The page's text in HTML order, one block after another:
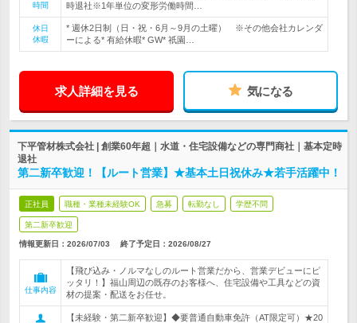
時間
時退社※1年単位の変形労働時間…
休日
休暇
* 週休2日制（日・祝・6月～9月の土曜） ※その他会社カレンダ
ーによる* 有給休暇* GW* 祇園…
求人詳細を見る 気になる
下平管材株式会社 | 創業60年超｜水道・住宅設備などの専門商社｜基本定時
退社
第二新卒歓迎！【ルート営業】★基本土日祝休み★若手活躍中！
正社員 職種・業種未経験OK 急募 転勤なし 学歴不問
第二新卒歓迎
情報更新日：2026/07/03 終了予定日： 2026/08/27
仕事内容
【飛び込み・ノルマなしのルート営業だから、営業デビューにピ
ッタリ！】福山周辺の既存のお客様へ、住宅設備や工具などの資
材の提案・配送をお任せ。
【未経験・第二新卒歓迎】◆要普通自動車免許（AT限定可）★20